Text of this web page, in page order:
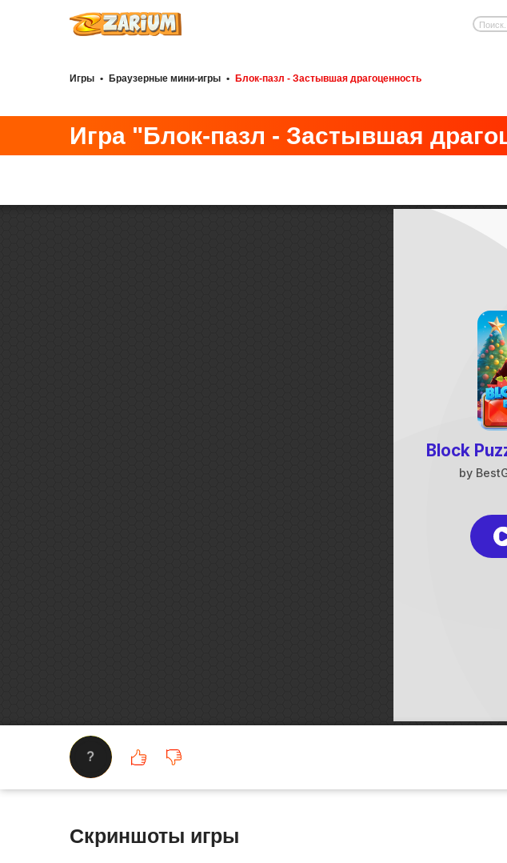
Игры • Браузерные мини-игры • Блок-пазл - Застывшая драгоценность
Игра "Блок-пазл - Застывшая
?
Скриншоты игры